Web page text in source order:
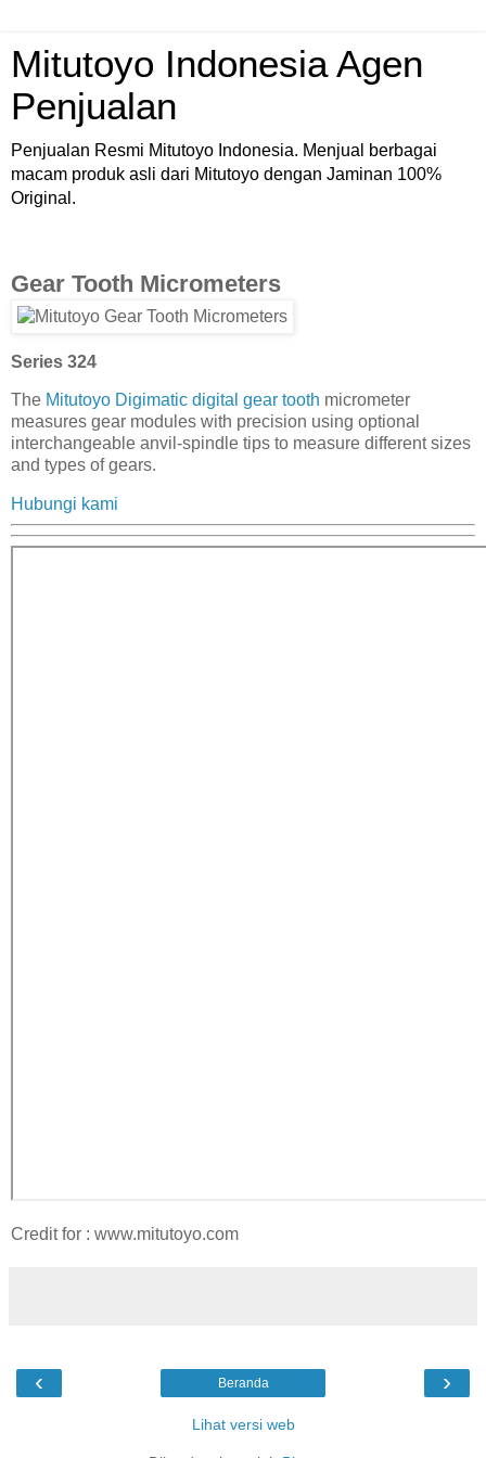
Mitutoyo Indonesia Agen
Penjualan
Penjualan Resmi Mitutoyo Indonesia. Menjual berbagai
macam produk asli dari Mitutoyo dengan Jaminan 100%
Original.
Gear Tooth Micrometers
Series 324
The Mitutoyo Digimatic digital gear tooth micrometer
measures gear modules with precision using optional
interchangeable anvil-spindle tips to measure different sizes
and types of gears.
Hubungi kami
Credit for : www.mitutoyo.com
‹ ›
Beranda
Lihat versi web